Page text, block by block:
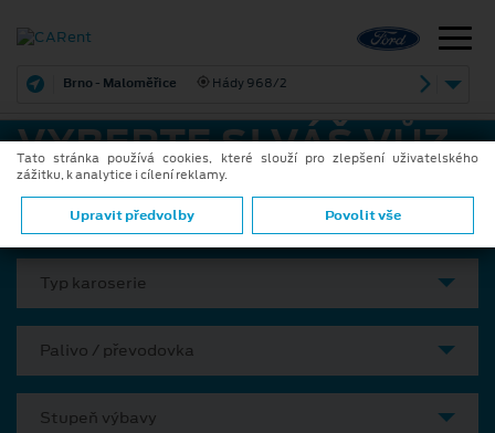
Brno - Maloměřice Hády 968/2
VYBERTE SI VÁŠ VŮZ
Model
Typ karoserie
Palivo / převodovka
Stupeň výbavy
Tato stránka používá cookies, které slouží pro zlepšení uživatelského
zážitku, k analytice i cílení reklamy.
Upravit předvolby Povolit vše